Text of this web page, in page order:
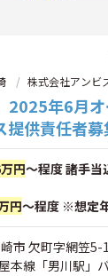
る環境が用意され
で着実に成長！＞
の習熟度に合わせ
ラーニングを用い
間常駐しており、急
は看護師が担当する
タッフの比率が1対1
務者研修からでも着
株式会社アンビ
2025年6月
提供責任者
円～程度 諸手当
円～程度 ※想定
市 欠町字網笠5-1
本線「男川駅」